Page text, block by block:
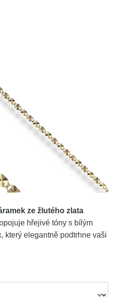
Slovensko
ze žlutého zlata
hřejivé tóny s bílým
který elegantně podtrhne vaši